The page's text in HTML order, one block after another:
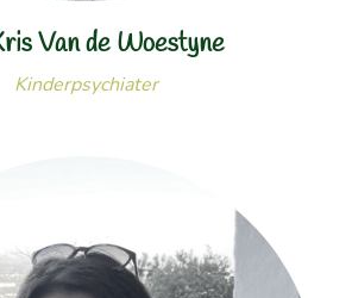
Van de Woestyne
Kinderpsychiater